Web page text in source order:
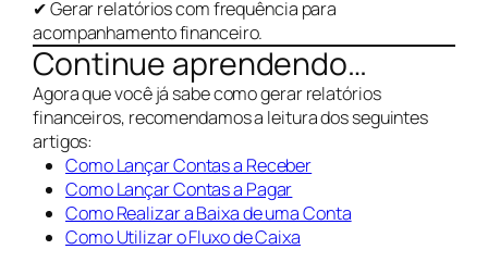
✔ Gerar relatórios com frequência para
acompanhamento financeiro.
Continue aprendendo…
Agora que você já sabe como gerar relatórios
financeiros, recomendamos a leitura dos seguintes
artigos:
Como Lançar Contas a Receber
Como Lançar Contas a Pagar
Como Realizar a Baixa de uma Conta
Como Utilizar o Fluxo de Caixa